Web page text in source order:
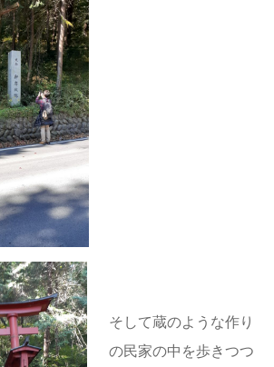
そして蔵のような作り
の民家の中を歩きつつ